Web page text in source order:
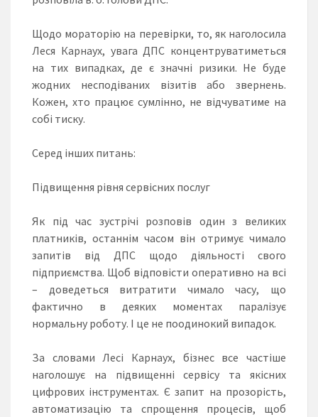
Щодо мораторію на перевірки, то, як наголосила
Леся Карнаух, увага ДПС концентруватиметься
на тих випадках, де є значні ризики. Не буде
жодних несподіваних візитів або звернень.
Кожен, хто працює сумлінно, не відчуватиме на
собі тиску.
Серед інших питань:
Підвищення рівня сервісних послуг
Як під час зустрічі розповів один з великих
платників, останнім часом він отримує чимало
запитів від ДПС щодо діяльності свого
підприємства. Щоб відповісти оперативно на всі
– доведеться витратити чимало часу, що
фактично в деяких моментах паралізує
нормальну роботу. І це не поодинокий випадок.
За словами Лесі Карнаух, бізнес все частіше
наголошує на підвищенні сервісу та якісних
цифрових інструментах. Є запит на прозорість,
автоматизацію та спрощення процесів, щоб